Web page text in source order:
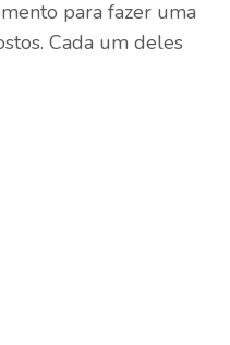
para fazer uma
Cada um deles